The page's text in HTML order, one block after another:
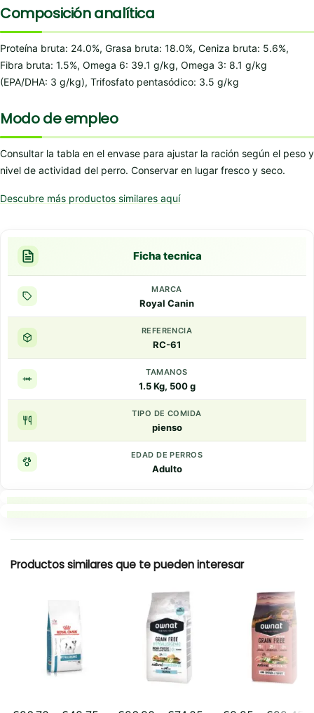
Composición analítica
Proteína bruta: 24.0%, Grasa bruta: 18.0%, Ceniza bruta: 5.6%,
Fibra bruta: 1.5%, Omega 6: 39.1 g/kg, Omega 3: 8.1 g/kg
(EPA/DHA: 3 g/kg), Trifosfato pentasódico: 3.5 g/kg
Modo de empleo
Consultar la tabla en el envase para ajustar la ración según el peso y
nivel de actividad del perro. Conservar en lugar fresco y seco.
Descubre más productos similares aquí
Ficha tecnica
MARCA
Royal Canin
REFERENCIA
RC-61
TAMANOS
1.5 Kg, 500 g
TIPO DE COMIDA
pienso
EDAD DE PERROS
Adulto
Productos similares que te pueden interesar